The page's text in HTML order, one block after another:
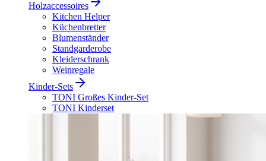
Holzaccessoires
Kitchen Helper
Küchenbretter
Blumenständer
Standgarderobe
Kleiderschrank
Weinregale
Kinder-Sets
TONI Großes Kinder-Set
TONI Kinderset